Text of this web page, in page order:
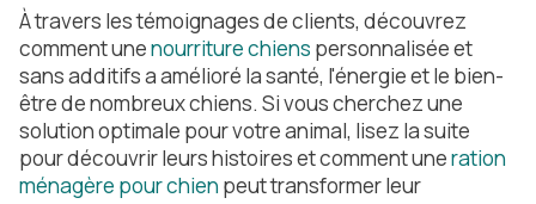
À travers les témoignages de clients, découvrez
comment unenourriture chiens personnalisée et
sans additifs a amélioré la santé, l'énergie et le bien-
être de nombreux chiens. Si vous cherchez une
solution optimale pour votre animal, lisez la suite
pour découvrir leurs histoires et comment uneration
ménagère pour chien peut transformer leur